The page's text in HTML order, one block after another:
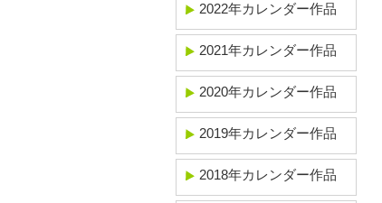
2022年カレンダー作品
2021年カレンダー作品
2020年カレンダー作品
2019年カレンダー作品
2018年カレンダー作品